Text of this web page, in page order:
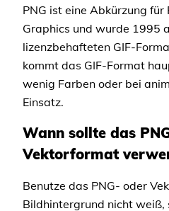
PNG ist eine Abkürzung
Graphics und wurde 1995
lizenzbehafteten GIF-
kommt das GIF-Format
wenig Farben oder bei
Einsatz.
Wann sollte das
Vektorformat
Benutze das PNG- oder
Bildhintergrund nicht